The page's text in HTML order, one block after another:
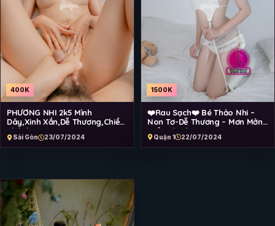
400K
PHƯƠNG NHI 2k5 Mình
Dây,Xinh Xắn,Dễ Thương,Chiều
Khách
Sài Gòn 23/07/2024
1500K
❤️Rau Sạch❤️ Bé Thảo Nhi –
Non Tơ-Dễ Thương – Mơn Mởn
Tuổi Mới Lớn
Quận 1 22/07/2024